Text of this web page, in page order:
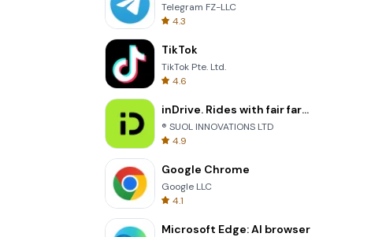
Telegram FZ-LLC
4.3
TikTok
TikTok Pte. Ltd.
4.6
inDrive. Rides with fair fares
® SUOL INNOVATIONS LTD
4.9
Google Chrome
Google LLC
4.1
Microsoft Edge: AI browser